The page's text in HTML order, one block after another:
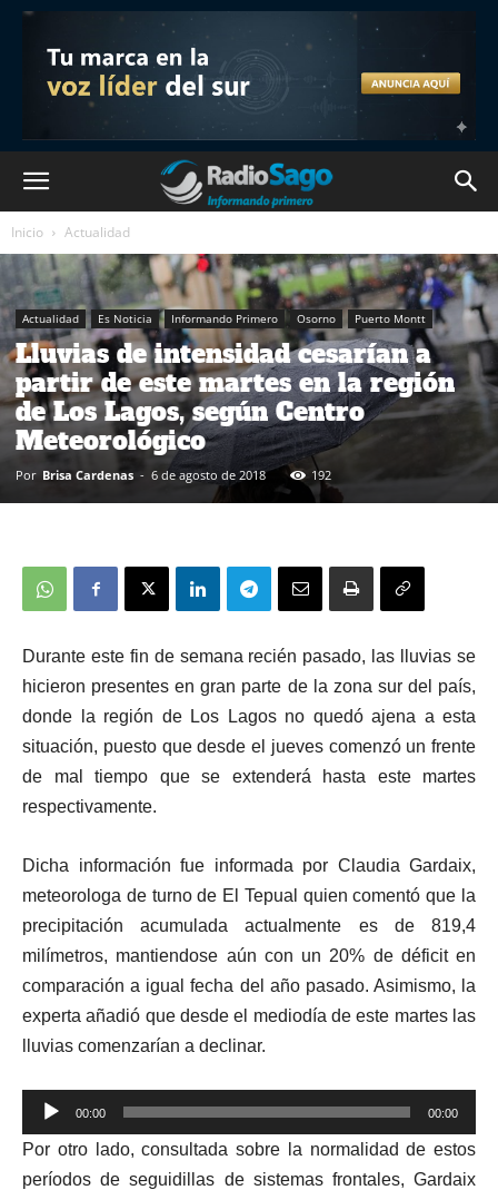
Inicio Actualidad
Actualidad Es Noticia Informando Primero Osorno Puerto Montt
Lluvias de intensidad cesarían a
partir de este martes en la región
de Los Lagos, según Centro
Meteorológico
Por Brisa Cardenas - 6 de agosto de 2018 192
Durante este fin de semana recién pasado, las lluvias se
hicieron presentes en gran parte de la zona sur del país,
donde la región de Los Lagos no quedó ajena a esta
situación, puesto que desde el jueves comenzó un frente
de mal tiempo que se extenderá hasta este martes
respectivamente.
Dicha información fue informada por Claudia Gardaix,
meteorologa de turno de El Tepual quien comentó que la
precipitación acumulada actualmente es de 819,4
milímetros, mantiendose aún con un 20% de déficit en
comparación a igual fecha del año pasado. Asimismo, la
experta añadió que desde el mediodía de este martes las
lluvias comenzarían a declinar.
Reproductor
de
audio
00:00 00:00
Por otro lado, consultada sobre la normalidad de estos
períodos de seguidillas de sistemas frontales, Gardaix